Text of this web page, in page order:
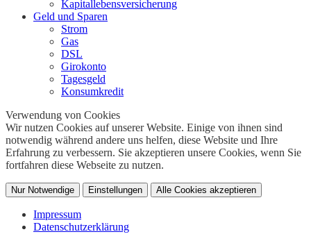
Kapitallebensversicherung
Geld und Sparen
Strom
Gas
DSL
Girokonto
Tagesgeld
Konsumkredit
Verwendung von Cookies
Wir nutzen Cookies auf unserer Website. Einige von ihnen sind
notwendig während andere uns helfen, diese Website und Ihre
Erfahrung zu verbessern. Sie akzeptieren unsere Cookies, wenn Sie
fortfahren diese Webseite zu nutzen.
Nur Notwendige Einstellungen Alle Cookies akzeptieren
Impressum
Datenschutzerklärung